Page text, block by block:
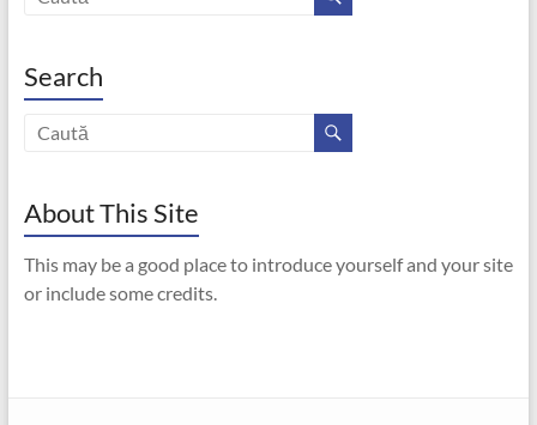
Search
About This Site
This may be a good place to introduce yourself and your site
or include some credits.